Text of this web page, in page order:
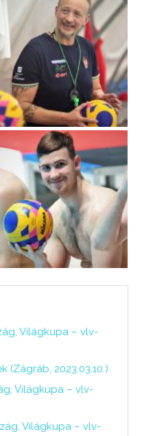
Világkupa – vlv-
(Zágráb, 2023.03.10.)
Világkupa – vlv-
Világkupa – vlv-